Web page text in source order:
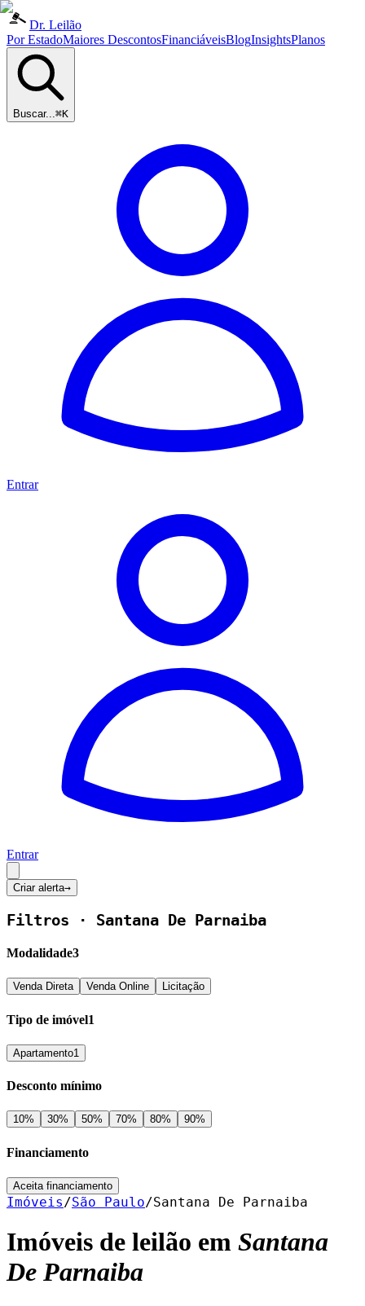
Dr. Leilão
Por EstadoMaiores DescontosFinanciáveisBlogInsightsPlanos
Buscar...⌘K
Entrar
Entrar
Criar alerta→
Filtros · Santana De Parnaiba
Modalidade3
Venda Direta Venda Online Licitação
Tipo de imóvel1
Apartamento1
Desconto mínimo
10% 30% 50% 70% 80% 90%
Financiamento
Aceita financiamento
Imóveis/São Paulo/Santana De Parnaiba
Imóveis de leilão em Santana
De Parnaiba